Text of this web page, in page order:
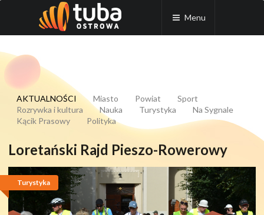
Menu
AKTUALNOŚCI Miasto Powiat
Sport
Rozrywka i kultura
Nauka Turystyka
Na Sygnale
Kącik Prasowy
Polityka
Loretański Rajd Pieszo-Rowerowy
Turystyka